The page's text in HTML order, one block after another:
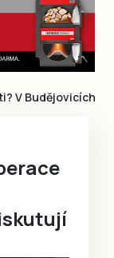
V Budějovicích